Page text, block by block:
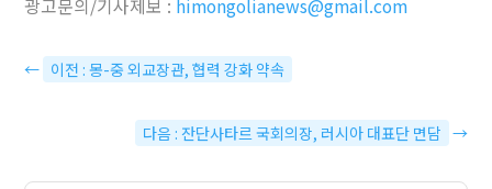
광고문의/기사제보 : himongolianews@gmail.com
← 이전 : 몽-중 외교장관, 협력 강화 약속
다음 : 잔단사타르 국회의장, 러시아 대표단 면담 →